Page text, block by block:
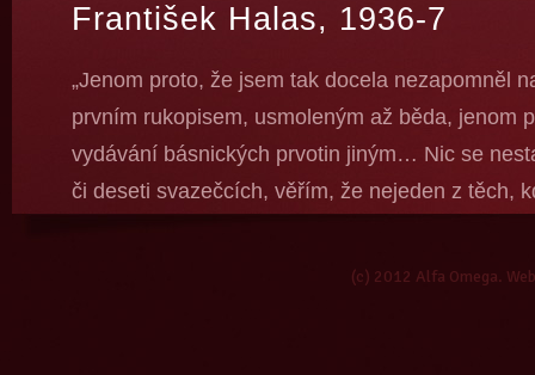
František Halas, 1936-7
„Jenom proto, že jsem tak docela nezapomněl
prvním rukopisem, usmoleným až běda, jenom
vydávání básnických prvotin jiným… Nic se
či deseti svazečcích, věřím, že nejeden z těch,
tom? Ale nevěřím tomu příliš, znám ten jed!“
(c) 2012 Alfa Omega.